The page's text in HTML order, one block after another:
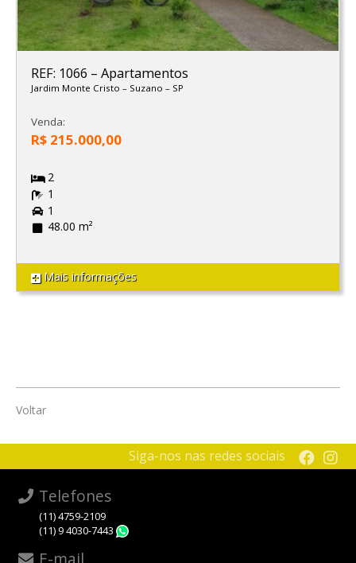
REF: 1066 – Apartamentos
Jardim Monte Cristo – Suzano – SP
Venda:
R$ 215.000,00
2
1
1
48.00 m²
Mais informações
Voltar
Siga-nos nas redes sociais
Telefones
(11) 4759-2109
(11) 9 4030-7443